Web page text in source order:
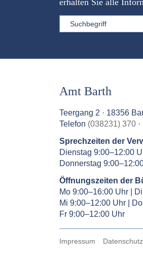
erhalten Sie alle
Sword
Amt Barth
Teergang 2 · 18356
Telefon (038231) 370 ·
Sprechzeiten der
Dienstag 9:00–12:00
Donnerstag
Öffnungszeiten der
Mo 9:00–16:00 Uhr |
Mi 9:00–12:00 Uhr |
Fr 9:00–12:00 Uhr
Impressum Datenschutz